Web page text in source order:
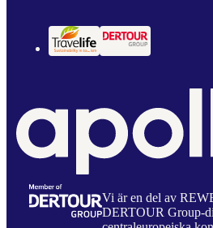
Vi är en del av
DERTOUR Group-